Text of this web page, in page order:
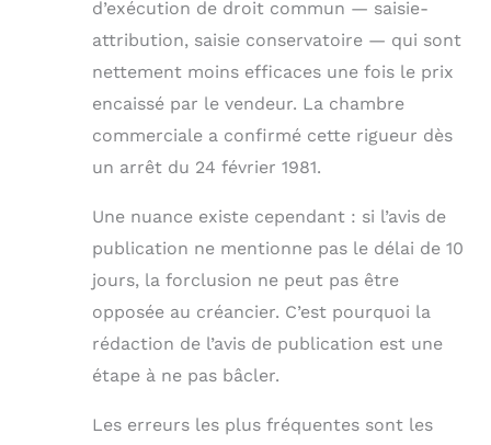
d’exécution de droit commun — saisie-
attribution, saisie conservatoire — qui sont
nettement moins efficaces une fois le prix
encaissé par le vendeur. La chambre
commerciale a confirmé cette rigueur dès
un arrêt du 24 février 1981.
Une nuance existe cependant : si l’avis de
publication ne mentionne pas le délai de 10
jours, la forclusion ne peut pas être
opposée au créancier. C’est pourquoi la
rédaction de l’avis de publication est une
étape à ne pas bâcler.
Les erreurs les plus fréquentes sont les